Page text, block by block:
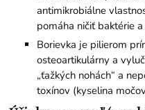
antimikrobiálne
pomáha ničiť baktérie
Borievka je pilierom
osteoartikulárny a
„ťažkých nohách“ a
toxínov (kyselina